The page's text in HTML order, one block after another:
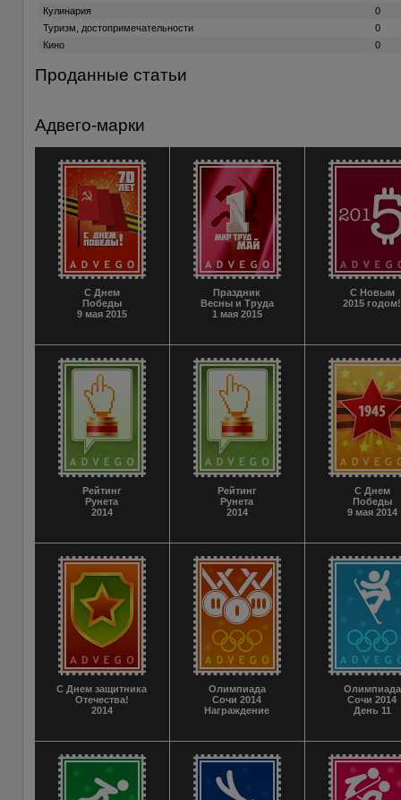
Кулинария
0
Туризм, достопримечательности
0
Кино
0
Проданные статьи
Адвего-марки
С Днем
Победы
9 мая 2015
Праздник
Весны и Труда
1 мая 2015
С Новым
2015 годом!
Рейтинг
Рунета
2014
Рейтинг
Рунета
2014
С Днем
Победы
9 мая 2014
С Днем защитника
Отечества!
2014
Олимпиада
Сочи 2014
Награждение
Олимпиада
Сочи 2014
День 11